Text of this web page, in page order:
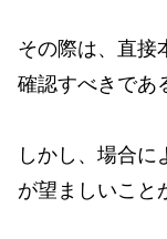
その際は、直接
確認すべきであ
しかし、場合に
が望ましいこと